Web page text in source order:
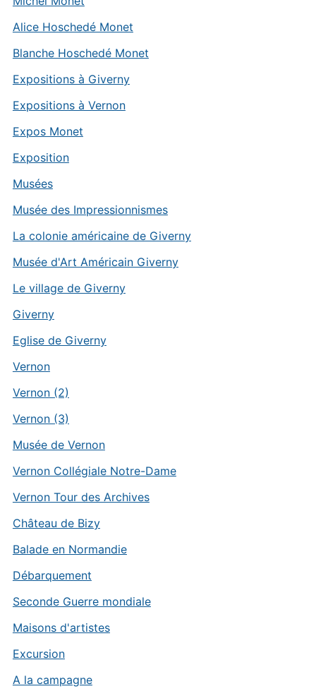
Alice Hoschedé Monet
Blanche Hoschedé Monet
Expositions à Giverny
Expositions à Vernon
Expos Monet
Exposition
Musées
Musée des Impressionnismes
La colonie américaine de Giverny
Musée d'Art Américain Giverny
Le village de Giverny
Giverny
Eglise de Giverny
Vernon
Vernon (2)
Vernon (3)
Musée de Vernon
Vernon Collégiale Notre-Dame
Vernon Tour des Archives
Château de Bizy
Balade en Normandie
Débarquement
Seconde Guerre mondiale
Maisons d'artistes
Excursion
A la campagne